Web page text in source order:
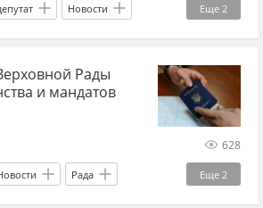
Еще 2
Новости
Рады
и мандатов
628
Еще 2
Рада